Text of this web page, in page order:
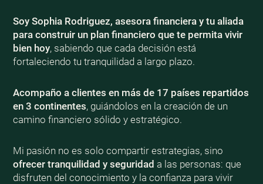
Soy Sophia Rodriguez, asesora financiera y tu aliada
para construir un plan financiero que te permita vivir
bien hoy, sabiendo que cada decisión está
fortaleciendo tu tranquilidad a largo plazo.
Acompaño a clientes en más de 17 países repartidos
en 3 continentes, guiándolos en la creación de un
camino financiero sólido y estratégico.
Mi pasión no es solo compartir estrategias, sino
ofrecer tranquilidad y seguridad a las personas: que
disfruten del conocimiento y la confianza para vivir